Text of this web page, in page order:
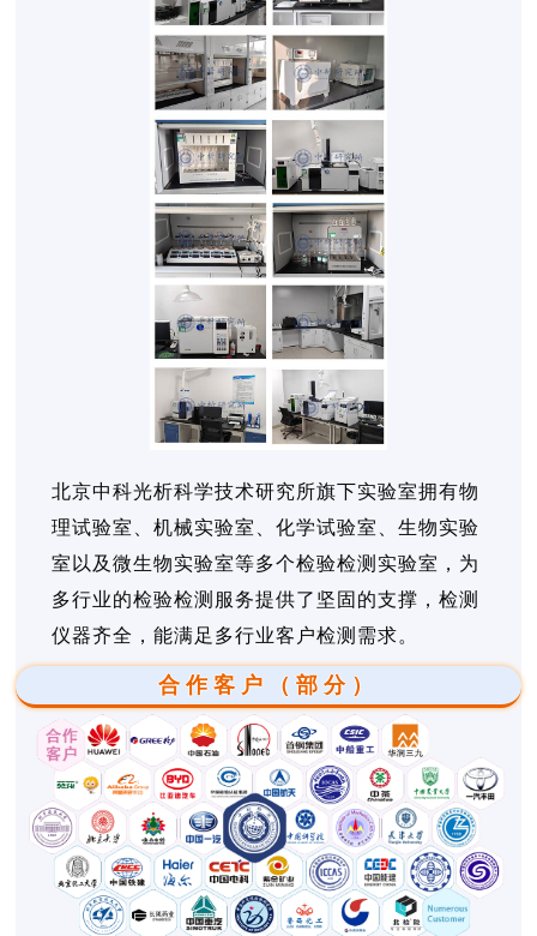
北京中科光析科学技术研究所旗下实验室拥有物
理试验室、机械实验室、化学试验室、生物实验
室以及微生物实验室等多个检验检测实验室，为
多行业的检验检测服务提供了坚固的支撑，检测
仪器齐全，能满足多行业客户检测需求。
合作客户（部分）